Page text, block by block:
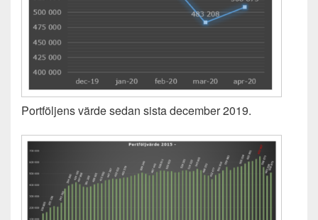
Portföljens värde sedan sista december 2019.